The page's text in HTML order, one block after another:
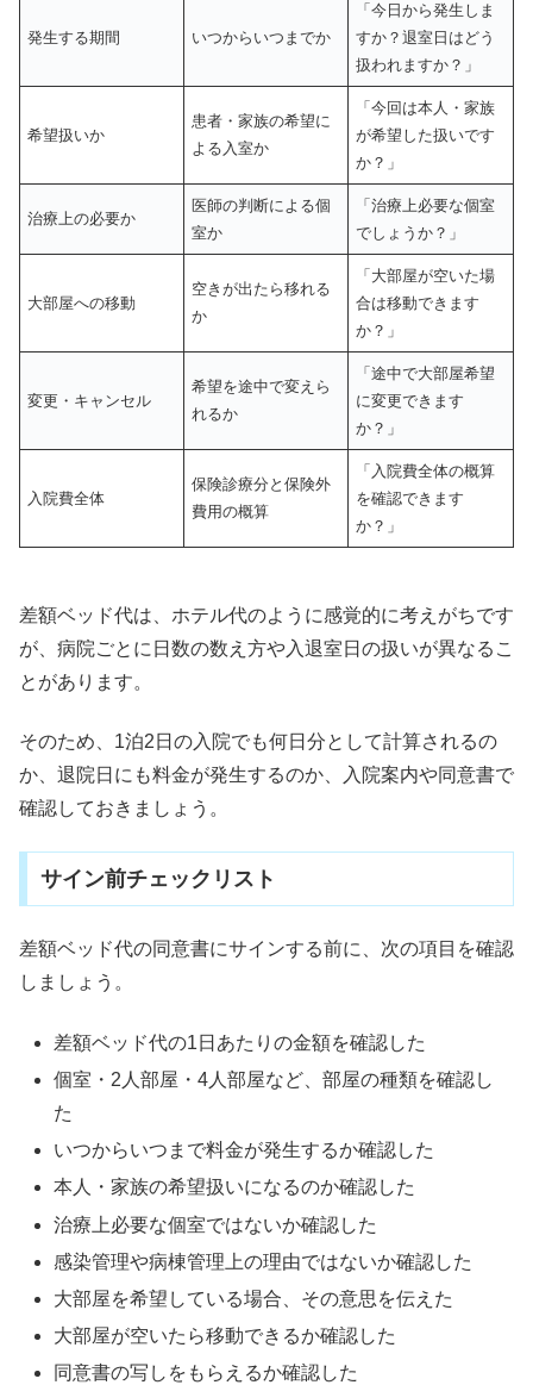
発生する期間 いつからいつまでか
「今日から発生しま
すか？退室日はどう
扱われますか？」
希望扱いか
患者・家族の希望に
よる入室か
「今回は本人・家族
が希望した扱いです
か？」
治療上の必要か
医師の判断による個
室か
「治療上必要な個室
でしょうか？」
大部屋への移動
空きが出たら移れる
か
「大部屋が空いた場
合は移動できます
か？」
変更・キャンセル
希望を途中で変えら
れるか
「途中で大部屋希望
に変更できます
か？」
入院費全体
保険診療分と保険外
費用の概算
「入院費全体の概算
を確認できます
か？」
差額ベッド代は、ホテル代のように感覚的に考えがちです
が、病院ごとに日数の数え方や入退室日の扱いが異なるこ
とがあります。
そのため、1泊2日の入院でも何日分として計算されるの
か、退院日にも料金が発生するのか、入院案内や同意書で
確認しておきましょう。
サイン前チェックリスト
差額ベッド代の同意書にサインする前に、次の項目を確認
しましょう。
差額ベッド代の1日あたりの金額を確認した
個室・2人部屋・4人部屋など、部屋の種類を確認し
た
いつからいつまで料金が発生するか確認した
本人・家族の希望扱いになるのか確認した
治療上必要な個室ではないか確認した
感染管理や病棟管理上の理由ではないか確認した
大部屋を希望している場合、その意思を伝えた
大部屋が空いたら移動できるか確認した
同意書の写しをもらえるか確認した